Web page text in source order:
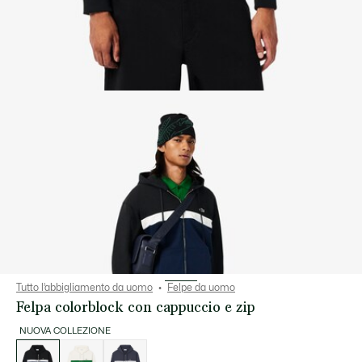
Tutto l’abbigliamento da uomo Felpe da uomo
Felpa colorblock con cappuccio e zip
NUOVA COLLEZIONE
Elenco
delle
varianti